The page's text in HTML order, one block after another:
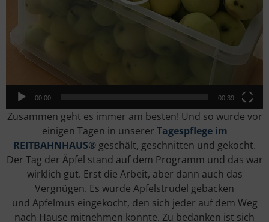
00:00 00:39
Zusammen geht es immer am besten! Und so wurde vor
einigen Tagen in unserer Tagespflege im
REITBAHNHAUS® geschält, geschnitten und gekocht.
Der Tag der Äpfel stand auf dem Programm und das war
wirklich gut. Erst die Arbeit, aber dann auch das
Vergnügen. Es wurde Apfelstrudel gebacken
und Apfelmus eingekocht, den sich jeder auf dem Weg
nach Hause mitnehmen konnte. Zu bedanken ist sich